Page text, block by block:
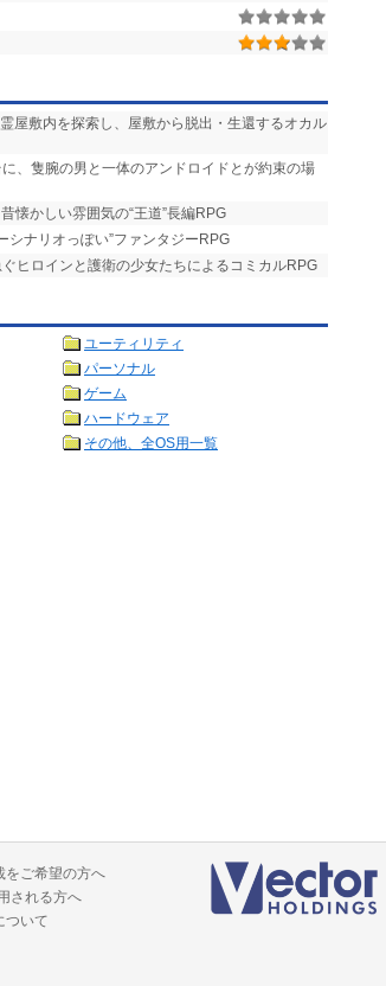
屋敷内を探索し、屋敷から脱出・生還するオカル
、隻腕の男と一体のアンドロイドとが約束の場
懐かしい雰囲気の“王道”長編RPG
シナリオっぽい”ファンタジーRPG
ヒロインと護衛の少女たちによるコミカルRPG
ユーティリティ
パーソナル
ゲーム
ハードウェア
その他、全OS用一覧
をご希望の方へ
される方へ
ついて